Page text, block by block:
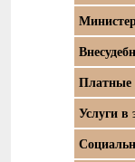
Платные
Услуги в